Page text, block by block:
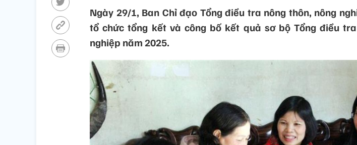
Ngày 29/1, Ban Chỉ đạo Tổng điều tra nông thôn, nông
tổ chức tổng kết và công bố kết quả sơ bộ Tổng điều
nghiệp năm 2025.